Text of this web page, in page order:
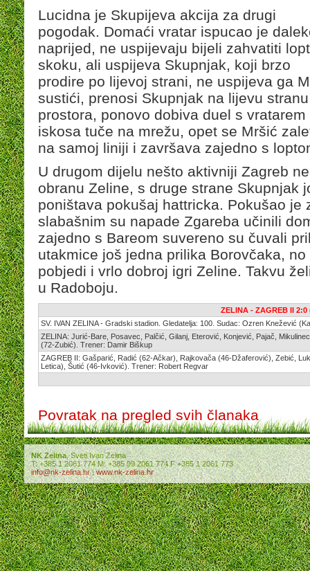
Lucidna je Skupijeva akcija za drugi
pogodak. Domaći vratar ispucao je
naprijed, ne uspijevaju bijeli zahvatiti
skoku, ali uspijeva Skupnjak, koji brzo
prodire po lijevoj strani, ne uspijeva ga
sustići, prenosi Skupnjak na lijevu stranu
prostora, ponovo dobiva duel s vratarem
iskosa tuče na mrežu, opet se Mršić
na samoj liniji i završava zajedno s
U drugom dijelu nešto aktivniji Zagreb
obranu Zeline, s druge strane Skupnjak
poništava pokušaj hattricka. Pokušao je
slabašnim su napade Zgareba učinili
zajedno s Bareom suvereno su čuvali
utakmice još jedna prilika Borovčaka,
pobjedi i vrlo dobroj igri Zeline. Takvu
u Radoboju.
ZELINA - ZAGREB II 2:0
SV. IVAN ZELINA - Gradski stadion. Gledatelja: 100. Sudac: Ozren Knežević
ZELINA: Jurić-Bare, Posavec, Palčić, Gilanj, Eterović, Konjević, Pajač,
(72-Zubić). Trener: Damir Biškup
ZAGREB II: Gašparić, Radić (62-Ačkar), Rajkovača (46-Džaferović), Zebić,
Letica), Šutić (46-Ivković). Trener: Robert Regvar
Povratak na pregled svih članaka
NK Zelina, Sveti Ivan Zelina
T: +385 1 2061 774 M: +385 99 2061 774 F +385 1 2061 773
info@nk-zelina.hr|www.nk-zelina.hr